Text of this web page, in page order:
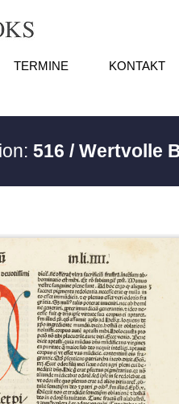
TERMINE KONTAKT
516 / Wertvolle